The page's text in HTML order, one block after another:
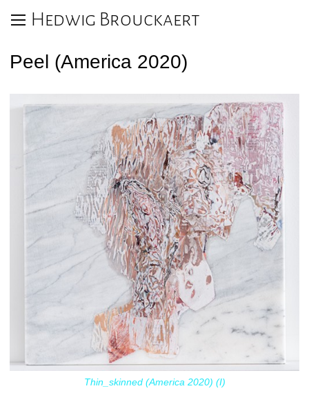
Hedwig Brouckaert
Peel (America 2020)
Thin_skinned (America 2020) (I)